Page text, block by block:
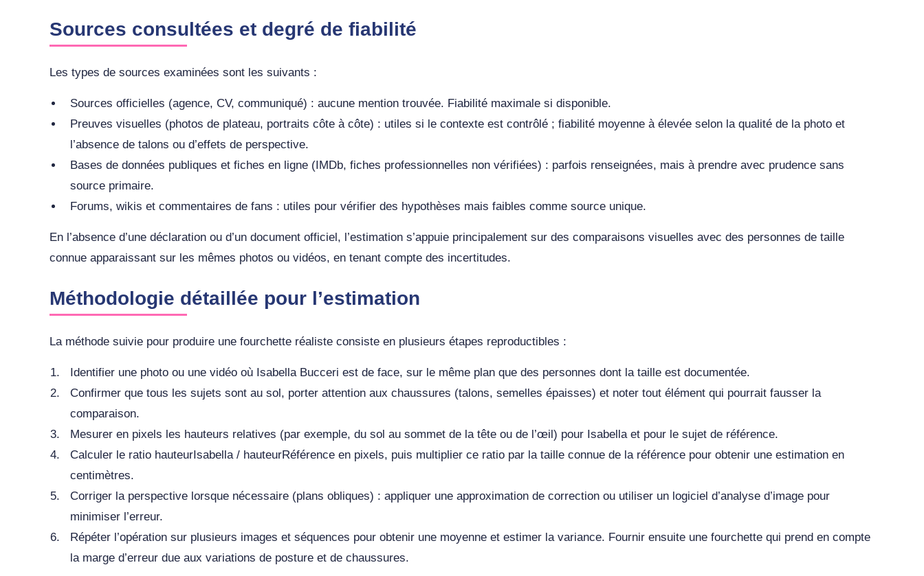
Sources consultées et degré de fiabilité
Les types de sources examinées sont les suivants :
Sources officielles (agence, CV, communiqué) : aucune mention trouvée. Fiabilité maximale si disponible.
Preuves visuelles (photos de plateau, portraits côte à côte) : utiles si le contexte est contrôlé ; fiabilité moyenne à élevée selon la qualité de la photo et
l’absence de talons ou d’effets de perspective.
Bases de données publiques et fiches en ligne (IMDb, fiches professionnelles non vérifiées) : parfois renseignées, mais à prendre avec prudence sans
source primaire.
Forums, wikis et commentaires de fans : utiles pour vérifier des hypothèses mais faibles comme source unique.
En l’absence d’une déclaration ou d’un document officiel, l’estimation s’appuie principalement sur des comparaisons visuelles avec des personnes de taille
connue apparaissant sur les mêmes photos ou vidéos, en tenant compte des incertitudes.
Méthodologie détaillée pour l’estimation
La méthode suivie pour produire une fourchette réaliste consiste en plusieurs étapes reproductibles :
Identifier une photo ou une vidéo où Isabella Bucceri est de face, sur le même plan que des personnes dont la taille est documentée.
Confirmer que tous les sujets sont au sol, porter attention aux chaussures (talons, semelles épaisses) et noter tout élément qui pourrait fausser la
comparaison.
Mesurer en pixels les hauteurs relatives (par exemple, du sol au sommet de la tête ou de l’œil) pour Isabella et pour le sujet de référence.
Calculer le ratio hauteurIsabella / hauteurRéférence en pixels, puis multiplier ce ratio par la taille connue de la référence pour obtenir une estimation en
centimètres.
Corriger la perspective lorsque nécessaire (plans obliques) : appliquer une approximation de correction ou utiliser un logiciel d’analyse d’image pour
minimiser l’erreur.
Répéter l’opération sur plusieurs images et séquences pour obtenir une moyenne et estimer la variance. Fournir ensuite une fourchette qui prend en compte
la marge d’erreur due aux variations de posture et de chaussures.